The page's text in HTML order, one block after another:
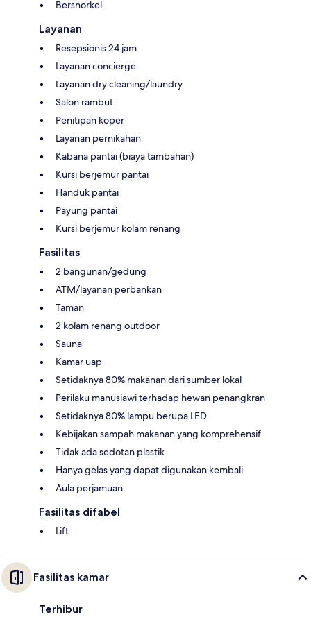
Bersnorkel
Layanan
Resepsionis 24 jam
Layanan concierge
Layanan dry cleaning/laundry
Salon rambut
Penitipan koper
Layanan pernikahan
Kabana pantai (biaya tambahan)
Kursi berjemur pantai
Handuk pantai
Payung pantai
Kursi berjemur kolam renang
Fasilitas
2 bangunan/gedung
ATM/layanan perbankan
Taman
2 kolam renang outdoor
Sauna
Kamar uap
Setidaknya 80% makanan dari sumber lokal
Perilaku manusiawi terhadap hewan penangkran
Setidaknya 80% lampu berupa LED
Kebijakan sampah makanan yang komprehensif
Tidak ada sedotan plastik
Hanya gelas yang dapat digunakan kembali
Aula perjamuan
Fasilitas difabel
Lift
Fasilitas kamar
Terhibur